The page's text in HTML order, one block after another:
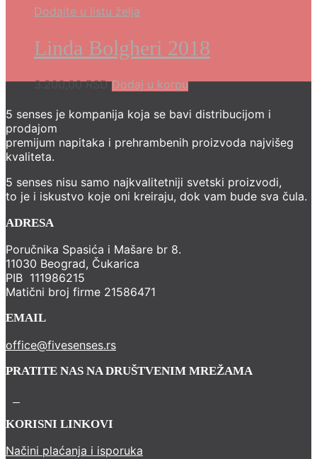
Dodajte u listu želja
Linda Bolgheri 2018
3.200,00RSD Dodaj u korpu
5 senses je kompanija koja se bavi distribucijom i
prodajom
premijum napitaka i prehrambenih proizvoda najvišeg
kvaliteta.
5 senses nisu samo najkvalitetniji svetski proizvodi,
to je i iskustvo koje oni kreiraju, dok vam bude sva čula.
ADRESA
Poručnika Spasića i Mašare br 8.
11030 Beograd, Čukarica
PIB 111986215
Matični broj firme 21586471
EMAIL
office@fivesenses.rs
PRATITE NAS NA DRUŠTVENIM MREŽAMA
KORISNI LINKOVI
Načini plaćanja i isporuka